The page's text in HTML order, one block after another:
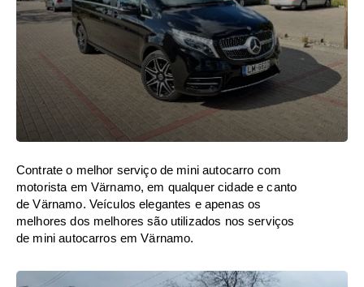
Contrate o melhor serviço de mini autocarro com
motorista em Värnamo, em qualquer cidade e canto
de Värnamo. Veículos elegantes e apenas os
melhores dos melhores são utilizados nos serviços
de mini autocarros em Värnamo.